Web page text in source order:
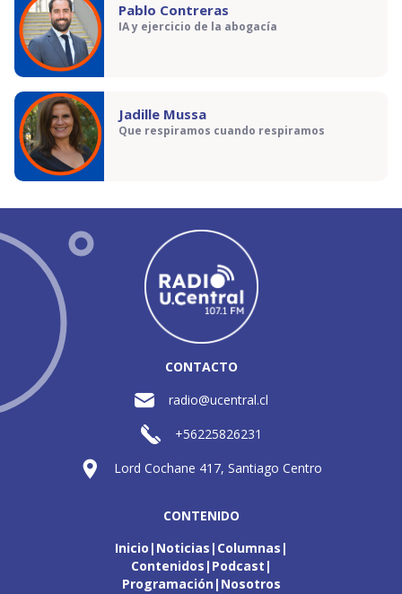
Pablo Contreras
IA y ejercicio de la abogacía
Jadille Mussa
Que respiramos cuando respiramos
CONTACTO
radio@ucentral.cl
+56225826231
Lord Cochane 417, Santiago Centro
CONTENIDO
Inicio Noticias Columnas
Contenidos Podcast
Programación Nosotros